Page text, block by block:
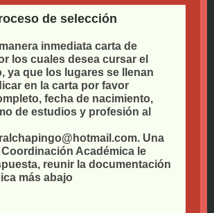
de selección
inmediata carta de
los cuales desea cursar el
ya que los lugares se llenan
en la carta por favor
fecha de nacimiento,
de estudios y profesión al
Una
Académica le
reunir la documentación
más abajo